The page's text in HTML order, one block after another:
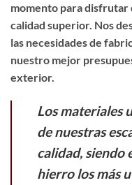
momento para disfrutar
calidad superior. Nos
las necesidades de
nuestro mejor
exterior.
Los materiales
de nuestras
calidad, siendo
hierro los más